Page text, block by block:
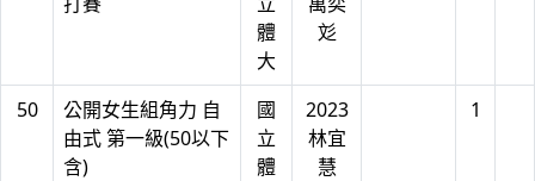
體
大
彣
50
公開女生組角力 自
由式 第一級(50以下
含)
國
立
體
2023
林宜
慧
1